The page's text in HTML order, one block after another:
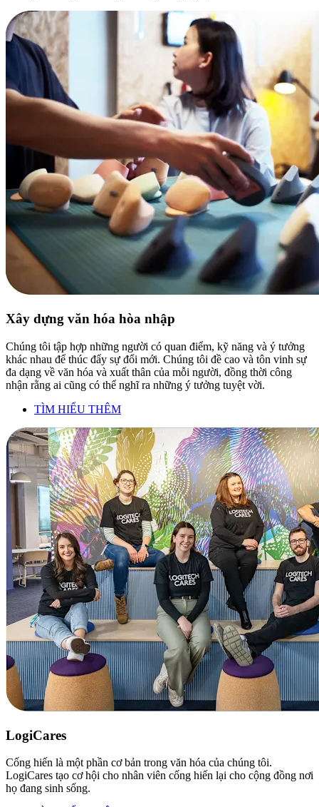
Xây dựng văn hóa hòa nhập
Chúng tôi tập hợp những người có quan điểm, kỹ năng và ý tưởng
khác nhau để thúc đẩy sự đổi mới. Chúng tôi đề cao và tôn vinh sự
đa dạng về văn hóa và xuất thân của mỗi người, đồng thời công
nhận rằng ai cũng có thể nghĩ ra những ý tưởng tuyệt vời.
TÌM HIỂU THÊM
LogiCares
Cống hiến là một phần cơ bản trong văn hóa của chúng tôi.
LogiCares tạo cơ hội cho nhân viên cống hiến lại cho cộng đồng nơi
họ đang sinh sống.